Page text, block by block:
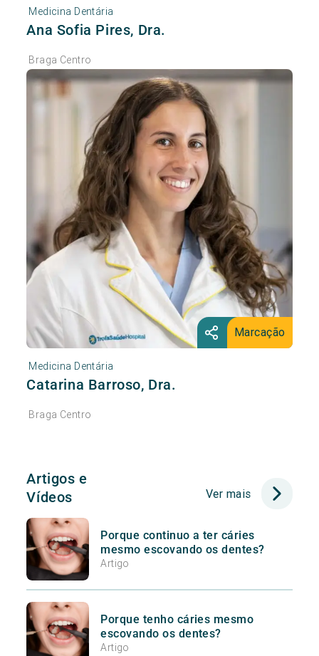
Medicina Dentária
Ana Sofia Pires, Dra.
Braga Centro
Marcação
Medicina Dentária
Catarina Barroso, Dra.
Braga Centro
Artigos e
Vídeos
Ver mais
Porque continuo a ter cáries
mesmo escovando os dentes?
Artigo
Porque tenho cáries mesmo
escovando os dentes?
Artigo